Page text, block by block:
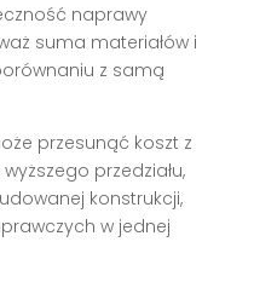
naprawy
suma materiałów i
z samą
przesunąć koszt z
przedziału,
konstrukcji,
w jednej